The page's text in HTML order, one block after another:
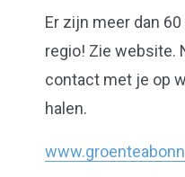
Er zijn meer dan
regio! Zie website.
contact met je op
halen.